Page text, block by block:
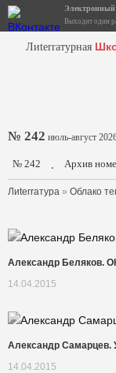
Выходит один
Лиterraтурная
№ 242 июль-август
№ 242 . Архив
Лиterraтура » Облако
Александр Беляков.
14.04.2015
Александр
14.04.2015